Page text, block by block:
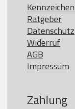
Ratgeber
Datenschutz
Widerruf
AGB
Impressum
Zahlung